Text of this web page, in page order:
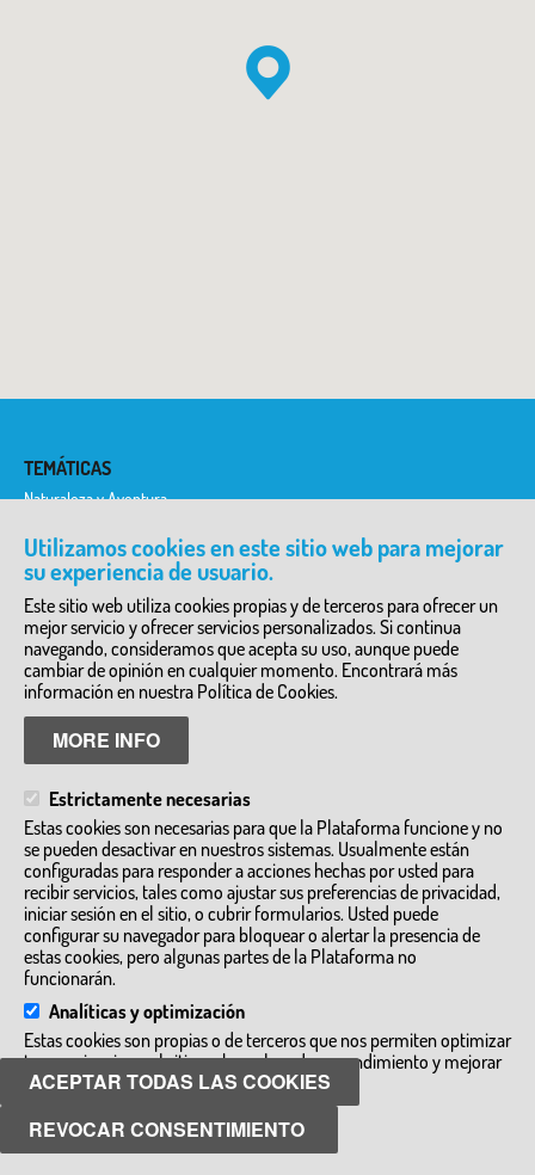
Utilizamos cookies en este sitio web para mejorar
su experiencia de usuario.
Este sitio web utiliza cookies propias y de terceros para ofrecer un
mejor servicio y ofrecer servicios personalizados. Si continua
navegando, consideramos que acepta su uso, aunque puede
cambiar de opinión en cualquier momento. Encontrará más
información en nuestra Política de Cookies.
MORE INFO
Estrictamente necesarias
Estas cookies son necesarias para que la Plataforma funcione y no
se pueden desactivar en nuestros sistemas. Usualmente están
configuradas para responder a acciones hechas por usted para
recibir servicios, tales como ajustar sus preferencias de privacidad,
iniciar sesión en el sitio, o cubrir formularios. Usted puede
configurar su navegador para bloquear o alertar la presencia de
estas cookies, pero algunas partes de la Plataforma no
funcionarán.
Analíticas y optimización
Estas cookies son propias o de terceros que nos permiten optimizar
tu experiencia en el sitio web, evaluando su rendimiento y mejorar
añadiendo nuevas funcionalidades.
GUARDAR PREFERENCIAS
ACEPTAR TODAS LAS COOKIES
REVOCAR CONSENTIMIENTO
TEMÁTICAS
Naturaleza y Aventura
Historia del Arte
Ciencia y Tecnología
Literatura y Teatro
Arqueología
DIRECTORIO DE SERVICIOS
Granjas Escuela y Zoos
Empresas de turismo activo y ecoturismo
Visitas guiadas
Alojamientos y complejos de ocio
MÁS INFORMACIÓN
www.turismocastillalamancha.es
cultura.castillalamancha.es
dgturismo-artesania@jccm.es
Aviso legal